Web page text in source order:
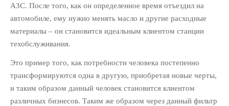
клиентов на “раз-два-три”
10 полезных советов по
ведению клиентской рассылки
РУБРИКИ
PR Юридического Бизнеса (18)
АЗС. После того, как он определенное время отъездил на
автомобиле, ему нужно менять масло и другие расходные
материалы – он становится идеальным клиентом станции
техобслуживания.
Это пример того, как потребности человека постепенно
трансформируются одна в другую, приобретая новые черты,
и таким образом данный человек становится клиентом
различных бизнесов. Таким же образом через данный фильтр